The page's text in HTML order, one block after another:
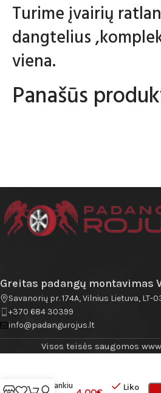
Turime įvairių
dangtelius
viena.
Panašūs
Greitas padangų montavimas
Savanorių pr. 174A, Vilnius Lietuva, LT-
+370 684 30399
info@padangurojus.lt
Visos teisės saugomos
Ratlankiu
Liko